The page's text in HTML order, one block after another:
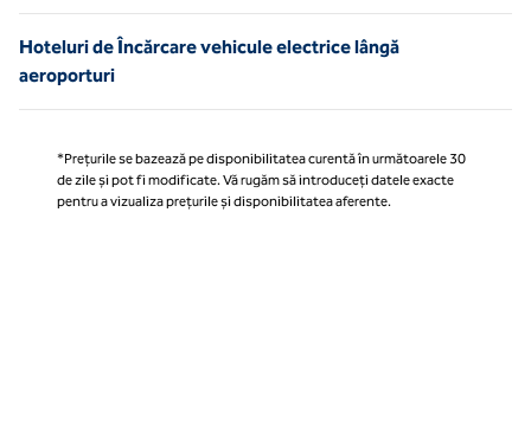
Hoteluri de Încărcare vehicule electrice lângă
aeroporturi
*Prețurile se bazează pe disponibilitatea curentă în următoarele 30
de zile și pot fi modificate. Vă rugăm să introduceți datele exacte
pentru a vizualiza prețurile și disponibilitatea aferente.